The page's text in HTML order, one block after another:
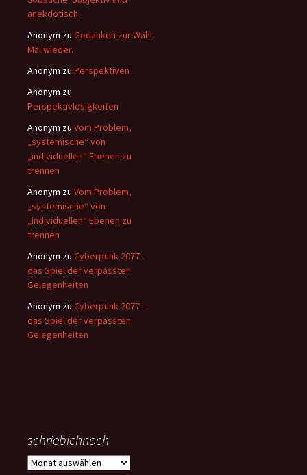
anekdotisch.
Anonym zu Gedanken zur Wahl.
Mal wieder.
Anonym zu Perspektiven
Anonym zu
Perspektivlosigkeiten
Anonym zu Vom Problem,
„systemische“ von
„individuellen“ Ebenen zu
trennen
Anonym zu Vom Problem,
„systemische“ von
„individuellen“ Ebenen zu
trennen
Anonym zu Cyberpunk 2077 –
das Spiel der verpassten
Gelegenheiten
Anonym zu Cyberpunk 2077 –
das Spiel der verpassten
Gelegenheiten
schriebichnoch
schriebichnoch